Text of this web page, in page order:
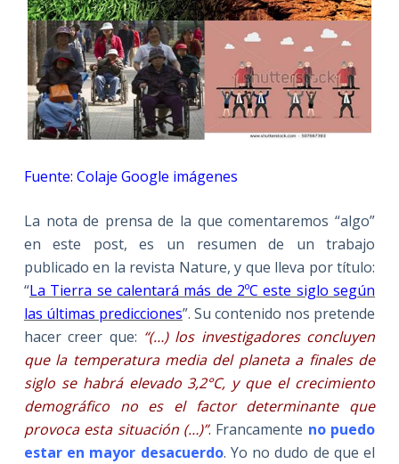
Fuente: Colaje Google imágenes
La nota de prensa de la que comentaremos “algo”
en este post, es un resumen de un trabajo
publicado en la revista Nature, y que lleva por título:
“La Tierra se calentará más de 2ºC este siglo según
las últimas predicciones”. Su contenido nos pretende
hacer creer que: “(…) los investigadores concluyen
que la temperatura media del planeta a finales de
siglo se habrá elevado 3,2°C, y que el crecimiento
demográfico no es el factor determinante que
provoca esta situación (…)”. Francamente no puedo
estar en mayor desacuerdo. Yo no dudo de que el